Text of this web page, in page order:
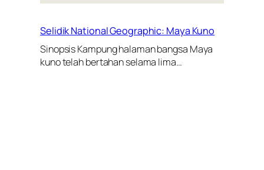
Selidik National Geographic: Maya Kuno
Sinopsis Kampung halaman bangsa Maya
kuno telah bertahan selama lima…